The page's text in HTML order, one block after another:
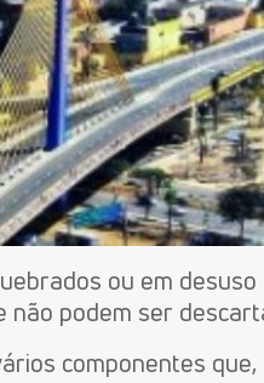
ou em
não podem ser
componentes